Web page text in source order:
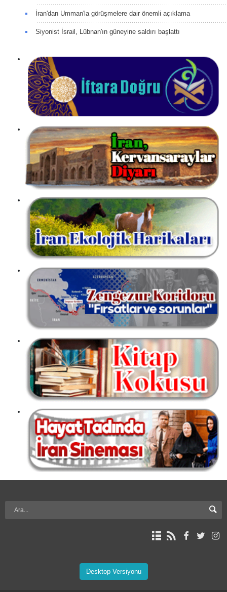
İran'dan Umman'la görüşmelere dair önemli açıklama
Siyonist İsrail, Lübnan'ın güneyine saldırı başlattı
Desktop Versiyonu